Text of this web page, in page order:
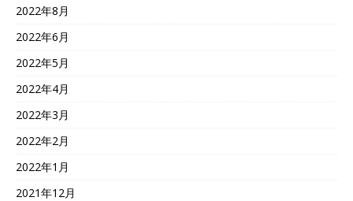
2022年8月
2022年6月
2022年5月
2022年4月
2022年3月
2022年2月
2022年1月
2021年12月